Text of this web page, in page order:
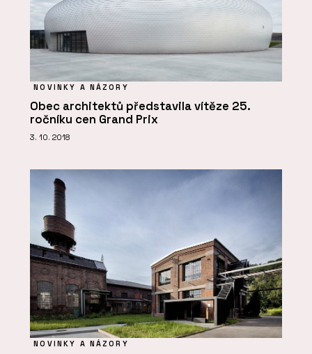
NOVINKY A NÁZORY
Obec architektů představila vítěze 25.
ročníku cen Grand Prix
3. 10. 2018
NOVINKY A NÁZORY